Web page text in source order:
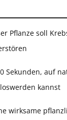
Pflanze soll
Sekunden, auf
kannst
wirksame